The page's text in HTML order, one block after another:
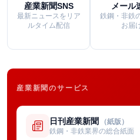
産業新聞SNS
最新ニュースをリア
ルタイム配信
メール
鉄鋼・非鉄
お届
産業新聞のサービス
日刊産業新聞 （紙版）
鉄鋼・非鉄業界の総合紙面